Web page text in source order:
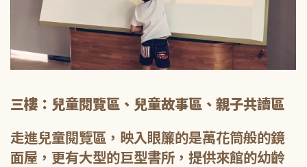
三樓：兒童閱覽區、兒童故事區、親子共讀區
走進兒童閱覽區，映入眼簾的是萬花筒般的鏡
面屋，更有大型的巨型書所，提供來館的幼齡